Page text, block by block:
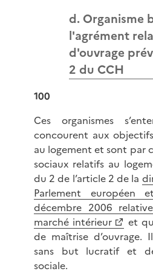
d. Organisme
l'agrément
d'ouvrage
2 du CCH
100
Ces organismes
concourent aux
au logement et sont par
sociaux relatifs au
du 2 de l’article 2 de la
Parlement
décembre 2006
marché intérieur
et
de maîtrise d’ouvrage.
sans but lucratif et
sociale.